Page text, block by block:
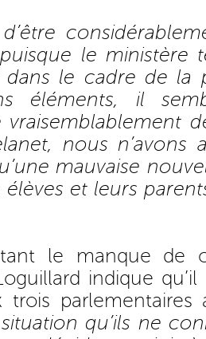
d’être
le ministère
dans le cadre de la
éléments, il
vraisemblablement
nous n’avons
mauvaise
élèves et leurs
le manque de
indique qu’il
trois
qu’ils ne